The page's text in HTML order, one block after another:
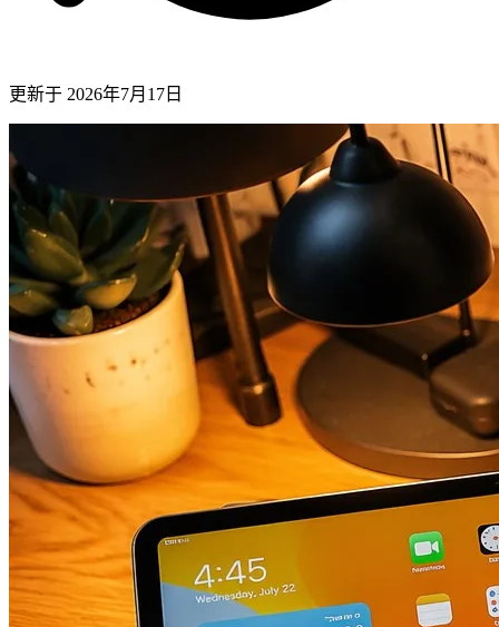
更新于 2026年7月17日